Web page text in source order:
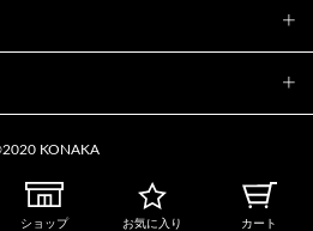
KONAKA
ショップ お気に入り カート